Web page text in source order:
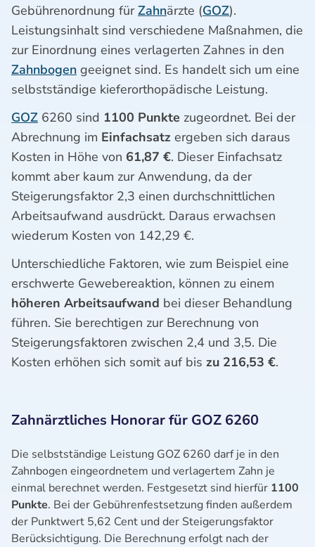
Gebührenordnung fürZahnärzte (GOZ).
Leistungsinhalt sind verschiedene Maßnahmen, die
zur Einordnung eines verlagerten Zahnes in den
Zahnbogen geeignet sind. Es handelt sich um eine
selbstständige kieferorthopädische Leistung.
GOZ 6260 sind 1100 Punkte zugeordnet. Bei der
Abrechnung im Einfachsatz ergeben sich daraus
Kosten in Höhe von 61,87 €. Dieser Einfachsatz
kommt aber kaum zur Anwendung, da der
Steigerungsfaktor 2,3 einen durchschnittlichen
Arbeitsaufwand ausdrückt. Daraus erwachsen
wiederum Kosten von 142,29 €.
Unterschiedliche Faktoren, wie zum Beispiel eine
erschwerte Gewebereaktion, können zu einem
höheren Arbeitsaufwand bei dieser Behandlung
führen. Sie berechtigen zur Berechnung von
Steigerungsfaktoren zwischen 2,4 und 3,5. Die
Kosten erhöhen sich somit auf bis zu 216,53 €.
Zahnärztliches Honorar für GOZ 6260
Die selbstständige Leistung GOZ 6260 darf je in den
Zahnbogen eingeordnetem und verlagertem Zahn je
einmal berechnet werden. Festgesetzt sind hierfür 1100
Punkte. Bei der Gebührenfestsetzung finden außerdem
der Punktwert 5,62 Cent und der Steigerungsfaktor
Berücksichtigung. Die Berechnung erfolgt nach der